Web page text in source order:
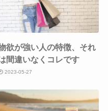
欲が強い人の特徴、それ
間違いなくコレです
2023-05-27